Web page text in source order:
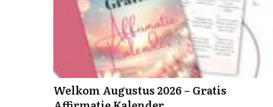
Welkom Augustus 2026 – Gratis